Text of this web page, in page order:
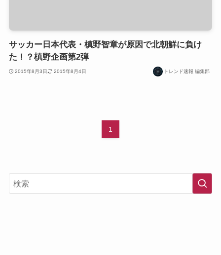
サッカー日本代表・槙野智章が原因で北朝鮮に負け
た！？槙野企画第2弾
2015年8月3日 2015年8月4日 トレンド速報 編集部
1